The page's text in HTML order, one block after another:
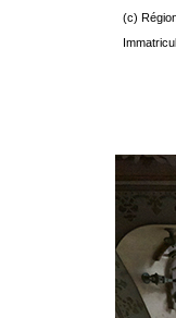
(c)